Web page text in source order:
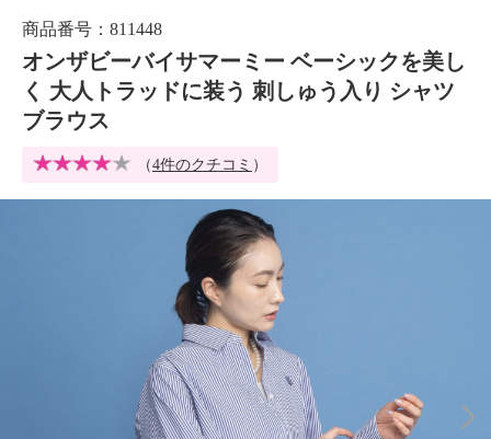
商品番号：811448
オンザビーバイサマーミー ベーシックを美し
く 大人トラッドに装う 刺しゅう入り シャツ
ブラウス
（4件のクチコミ ）